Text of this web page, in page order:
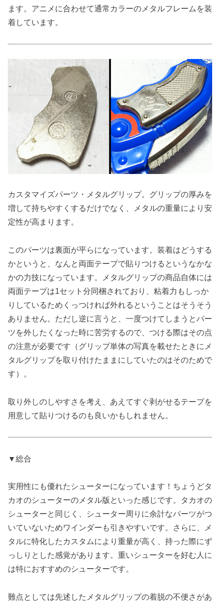
ます。アニメに合わせて通常カラーのメタルフレームを装
着しています。
カスタマイズパーツ・メタルグリップ。グリップの厚みを
増して持ちやすくするだけでなく、メタルの重量により安
定性が高まります。
このパーツは裏面が平らになっています。装着はどうする
かというと、なんと両面テープで貼りつけるというなかな
かの力技になっています。メタルグリップの商品自体には
両面テープは1セット分同梱されており、粘着力もしっか
りしているためくっつければ外れるということはそうそう
ありません。ただし逆に言うと、一度つけてしまうとパー
ツを外したくなった時に苦労するので、つける際はその点
の注意が必要です（グリップ単体の写真を載せたときにメ
タルグリップを取り付けたままにしていたのはそのためで
す）。
取り外しのしやすさを考え、あえてすぐ剥がせるテープを
用意して貼りつけるのも良いかもしれません。
▼総合
実用性にも優れたシューターになっています！ちょうどタ
カオのシューターのメタル版といった感じです。タカオの
シューターと同じく、シューター周りに余計なパーツがつ
いていないためワインダーも引きやすいです。さらに、メ
タルに特化したカスタムにより重量が高く、持った際にず
っしりとした感覚があります。重いシューターを好む人に
は特におすすめのシューターです。
難点としては先述したメタルグリップの着脱の不便さがあ